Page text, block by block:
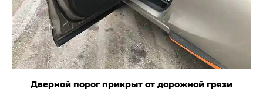
Дверной порог прикрыт от дорожной грязи